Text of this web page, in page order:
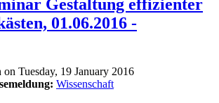
Gestaltung effizienter
01.06.2016 -
on Tuesday, 19 January 2016
Wissenschaft